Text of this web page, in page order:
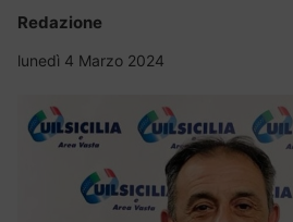
Redazione
lunedì 4 Marzo 2024